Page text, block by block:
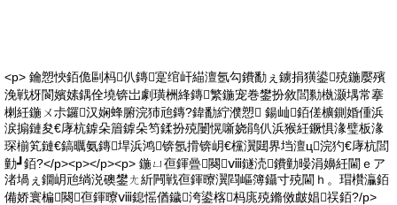
<p> 鑰愬悏銆佹剾杩仈鏄寔绾屽緢澶氬勾鐨勫ぇ鐪捐獚鍙殑鍦嬮殯
浼戦枒閬嬪嫊鍝佺墝锛岀劇璜栦綘鏄繁鍦宠巻鐢扮敘閭勬槸灏堣常搴
楋紝鍦ㄨ尗鑼汉娴蜂腑浣犻兘鏄?鍏勫紵濮愬 鍚屾銆傞櫎鍘婚偅浜
涙搧鏈夋€庨杭鎼朵篃鎼朵笉鍒扮殑闄愰噺娆鹃仈浜猴紝鐝惧湪璧板湪
琛椾笂鏈€鎬曞氨鏄垾浜鸿锛氬搰锛岄€欓瀷閮界垱澶ц浣犳€庨杭閭
勭┛銆?</p><p></p><p> 鍦ㄩ亱鍕曡闋ⅷ鐩涜鐨勭暥涓嬶紝閫ｅア
渚堝ぇ鐗岄兘绱涚礇鐢ㄤ紤闁戦亱鍕曢瀷閰嶇簿鑷寸殑閫ｈ。瑁欑灜銆
備娇寰楄闋亱鍕曢ⅷ鎴愮偤鐬洿鍙楁杩庣殑鏅傚皻娼祦銆?/p>